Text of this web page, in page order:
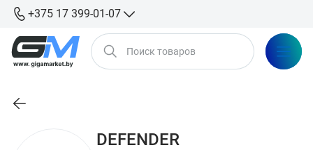
+375 17 399-01-07
DEFENDER